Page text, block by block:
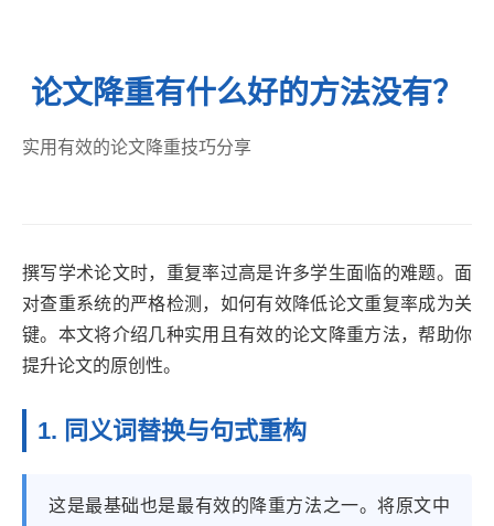
论文降重有什么好的方法没有？
实用有效的论文降重技巧分享
撰写学术论文时，重复率过高是许多学生面临的难题。面
对查重系统的严格检测，如何有效降低论文重复率成为关
键。本文将介绍几种实用且有效的论文降重方法，帮助你
提升论文的原创性。
1. 同义词替换与句式重构
这是最基础也是最有效的降重方法之一。将原文中